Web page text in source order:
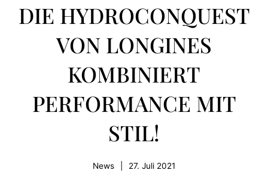
DIE HYDROCONQUEST
VON LONGINES
KOMBINIERT
PERFORMANCE MIT
STIL!
News 27. Juli 2021